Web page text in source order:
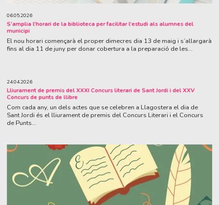
06.05.2026
S’amplia l’horari de la biblioteca per facilitar l’estudi als alumnes del
municipi
El nou horari començarà el proper dimecres dia 13 de maig i s’allargarà
fins al dia 11 de juny per donar cobertura a la preparació de les...
24.04.2026
Lliurament de premis del XXXI Concurs literari de Sant Jordi i del XXV
Concurs de punts de llibre
Com cada any, un dels actes que se celebren a Llagostera el dia de
Sant Jordi és el lliurament de premis del Concurs Literari i el Concurs
de Punts...